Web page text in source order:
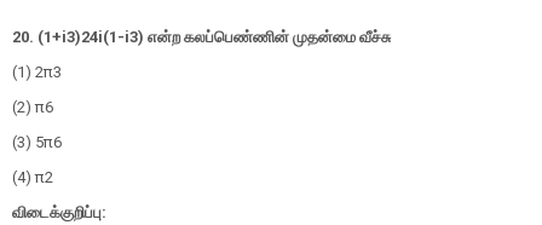
20. (1+i3)24i(1 -i3) என்ற கலப்பெண்ணின் முதன்மை வீச்சு
(1) 2π3
(2)π6
(3) 5π6
(4)π2
விடைக்குறிப்பு: